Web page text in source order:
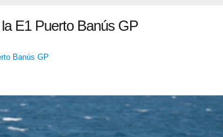
E1 Puerto Banús GP
Banús GP